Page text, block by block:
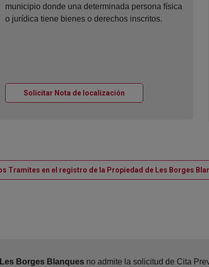
municipio donde una determinada persona física
o jurídica tiene bienes o derechos inscritos.
Solicitar Nota de localizaciónVentana nueva
Tramites en el registro de la Propiedad de Les Borges
Borges Blanques no admite la solicitud de Cita